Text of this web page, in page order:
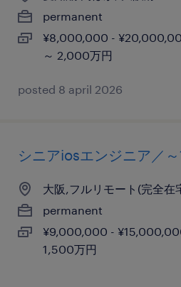
permanent
¥8,000,000 -
～ 2,000万円
posted 8 april 2026
シニアiosエンジニア／
大阪,フルリモート(完全在
permanent
¥9,000,000 -
1,500万円